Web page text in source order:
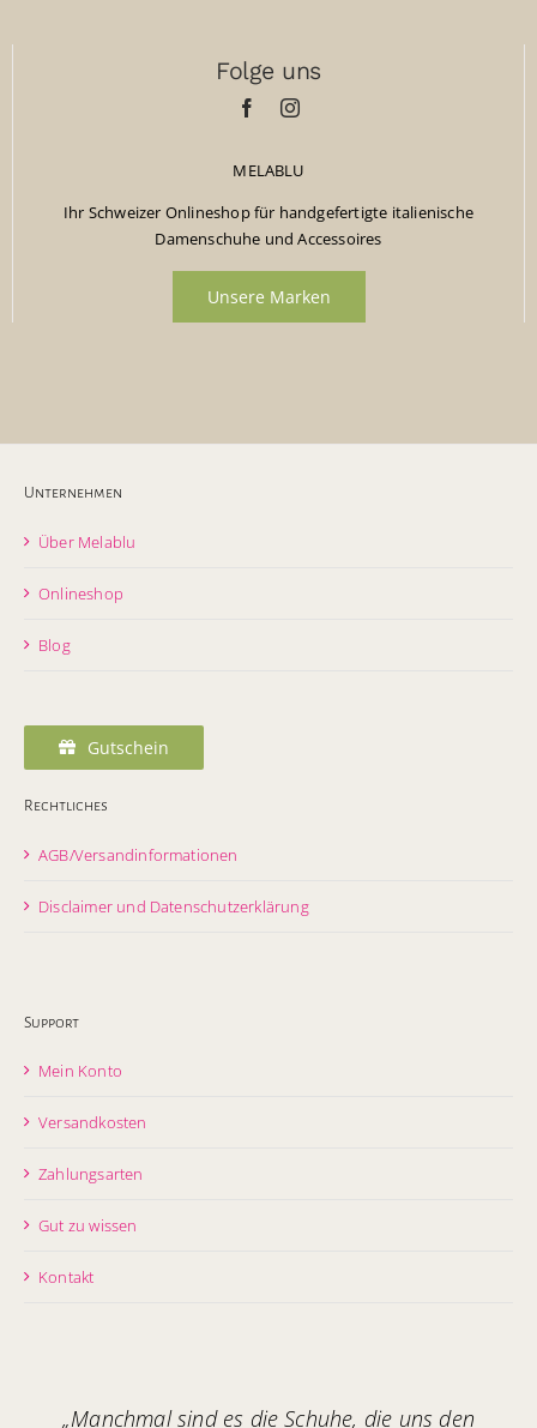
Folge uns
MELABLU
Ihr Schweizer Onlineshop für handgefertigte italienische
Damenschuhe und Accessoires
Unsere Marken
Unternehmen
Über Melablu
Onlineshop
Blog
Gutschein
Rechtliches
AGB/Versandinformationen
Disclaimer und Datenschutzerklärung
Support
Mein Konto
Versandkosten
Zahlungsarten
Gut zu wissen
Kontakt
„Manchmal sind es die Schuhe, die uns den